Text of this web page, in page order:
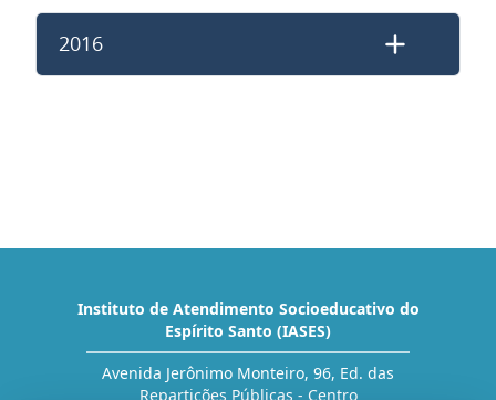
2016
Instituto de Atendimento Socioeducativo do
Espírito Santo (IASES)
Avenida Jerônimo Monteiro, 96, Ed. das
Repartições Públicas - Centro